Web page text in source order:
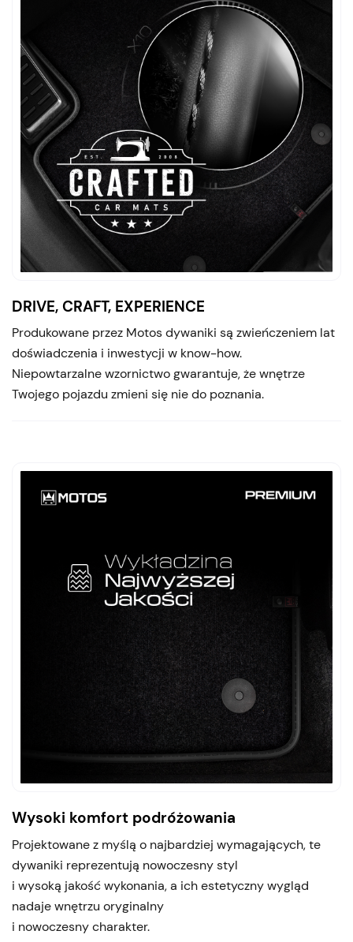
DRIVE, CRAFT, EXPERIENCE
Produkowane przez Motos dywaniki są zwieńczeniem lat
doświadczenia i inwestycji w know-how.
Niepowtarzalne wzornictwo gwarantuje, że wnętrze
Twojego pojazdu zmieni się nie do poznania.
Wysoki komfort podróżowania
Projektowane z myślą o najbardziej wymagających, te
dywaniki reprezentują nowoczesny styl
i wysoką jakość wykonania, a ich estetyczny wygląd
nadaje wnętrzu oryginalny
i nowoczesny charakter.